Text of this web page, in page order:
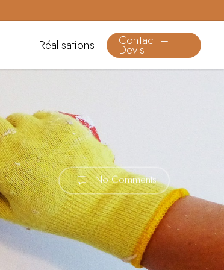
Réalisations Contact –
Devis
No Comments